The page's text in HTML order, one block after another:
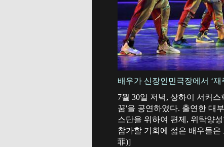
배우가 신장인민극장에서 ‘
7월 30일 저녁, 상하이 서커
꿈'을 공연하였다. 출연한 대
스단을 위하여 편제, 위탁양
참가할 기회에 젊은 배우들
菲)]